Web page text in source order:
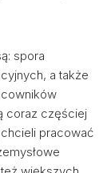
spora
a także
coraz częściej
pracować